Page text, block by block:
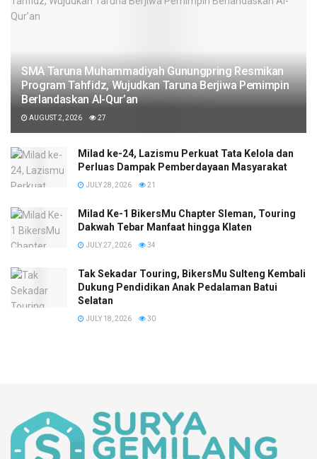
SMA Taruna Muhammadiyah Gunungpring Resmikan
Program Tahfidz, Wujudkan Taruna Berjiwa Pemimpin
Berlandaskan Al-Qur’an
AUGUST 2, 2026 27
Milad ke-24, Lazismu Perkuat Tata Kelola dan
Perluas Dampak Pemberdayaan Masyarakat
JULY 28, 2026 21
Milad Ke-1 BikersMu Chapter Sleman, Touring
Dakwah Tebar Manfaat hingga Klaten
JULY 27, 2026 34
Tak Sekadar Touring, BikersMu Sulteng Kembali
Dukung Pendidikan Anak Pedalaman Batui
Selatan
JULY 18, 2026 30